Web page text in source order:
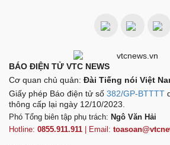
BÁO ĐIỆN TỬ VTC NEWS
Cơ quan chủ quản: Đài Tiếng nói Việt
Giấy phép Báo điện tử số 382/GP-BTTTT
thông cấp lại ngày 12/10/2023.
Phó Tổng biên tập phụ trách: Ngô Văn Hải
Hotline: 0855.911.911 | Email: